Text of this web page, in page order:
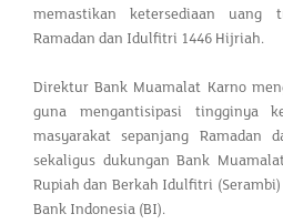
memastikan ketersediaan uang
Ramadan dan Idulfitri 1446 Hijriah.
Direktur Bank Muamalat Karno
guna mengantisipasi tingginya
masyarakat sepanjang
sekaligus dukungan Bank
Rupiah dan Berkah Idulfitri
Bank Indonesia (BI).